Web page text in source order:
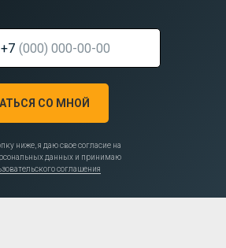
+7
СО МНОЙ
ниже, я даю свое согласие на
данных и принимаю
соглашения